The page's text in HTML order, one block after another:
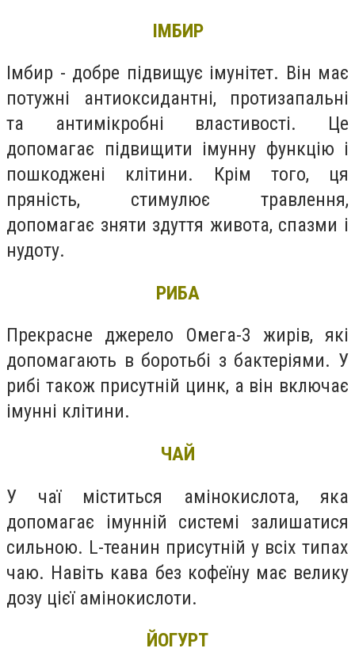
ІМБИР
Імбир - добре підвищує імунітет. Він має
потужні антиоксидантні, протизапальні
та антимікробні властивості. Це
допомагає підвищити імунну функцію і
пошкоджені клітини. Крім того, ця
пряність, стимулює травлення,
допомагає зняти здуття живота, спазми і
нудоту.
РИБА
Прекрасне джерело Омега-3 жирів, які
допомагають в боротьбі з бактеріями. У
рибі також присутній цинк, а він включає
імунні клітини.
ЧАЙ
У чаї міститься амінокислота, яка
допомагає імунній системі залишатися
сильною. L-теанин присутній у всіх типах
чаю. Навіть кава без кофеїну має велику
дозу цієї амінокислоти.
ЙОГУРТ